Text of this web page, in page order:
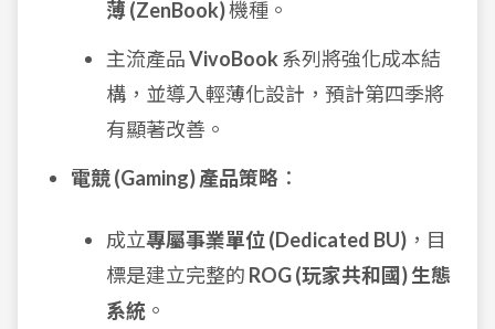
薄 (ZenBook)機種。
主流產品VivoBook 系列將強化成本結
構，並導入輕薄化設計，預計第四季將
有顯著改善。
電競 (Gaming) 產品策略 ：
成立專屬事業單位 (Dedicated BU) ，目
標是建立完整的 ROG (玩家共和國) 生態
系統 。